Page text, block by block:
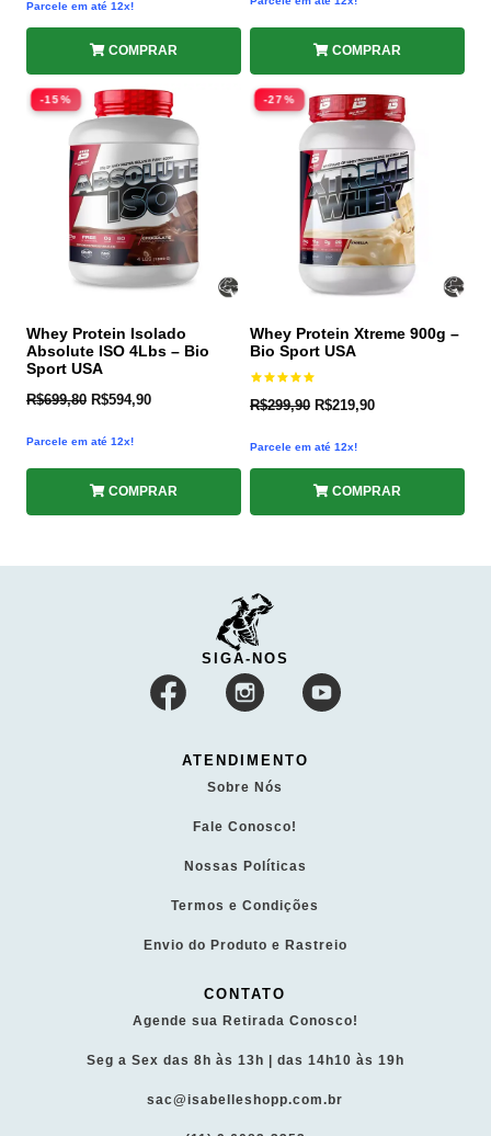
Parcele em até 12x!
COMPRAR COMPRAR
-15%
Whey Protein Isolado
Absolute ISO 4Lbs – Bio
Sport USA
R$699,80 R$594,90
Parcele em até 12x!
COMPRAR
-27%
Whey Protein Xtreme 900g –
Bio Sport USA
Avaliação
5.00
R$299,90 R$219,90
Parcele em até 12x!
COMPRAR
SIGA-NOS
ATENDIMENTO
Sobre Nós
Fale Conosco!
Nossas Políticas
Termos e Condições
Envio do Produto e Rastreio
CONTATO
Agende sua Retirada Conosco!
Seg a Sex das 8h às 13h | das 14h10 às 19h
sac@isabelleshopp.com.br